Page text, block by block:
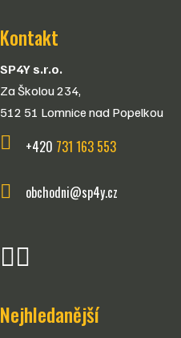
Kontakt
SP4Y s.r.o.
Za Školou 234,
512 51 Lomnice nad Popelkou
+420 731 163 553
obchodni@sp4y.cz
FB
Nejhledanější